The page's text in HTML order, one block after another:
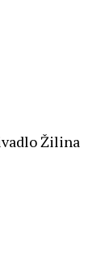
Slovensko
Žilina